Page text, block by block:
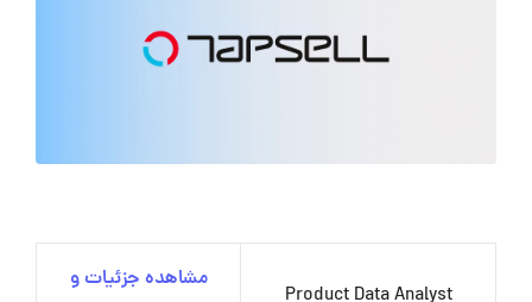
Product Data Analyst
مشاهده جزئیات و